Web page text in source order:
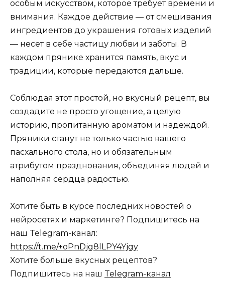
особым искусством, которое требует времени и
внимания. Каждое действие — от смешивания
ингредиентов до украшения готовых изделий
— несет в себе частицу любви и заботы. В
каждом прянике хранится память, вкус и
традиции, которые передаются дальше.
Соблюдая этот простой, но вкусный рецепт, вы
создадите не просто угощение, а целую
историю, пропитанную ароматом и надеждой.
Пряники станут не только частью вашего
пасхального стола, но и обязательным
атрибутом празднования, объединяя людей и
наполняя сердца радостью.
Хотите быть в курсе последних новостей о
нейросетях и маркетинге? Подпишитесь на
наш Telegram-канал:
https://t.me/+oPnDjg8lLPY4Yjgy
Хотите больше вкусных рецептов?
Подпишитесь на наш Telegram-канал